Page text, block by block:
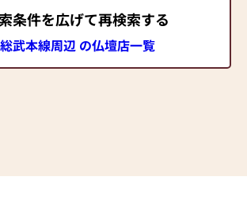
条件を広げて再検索する
武本線周辺 の仏壇店一覧